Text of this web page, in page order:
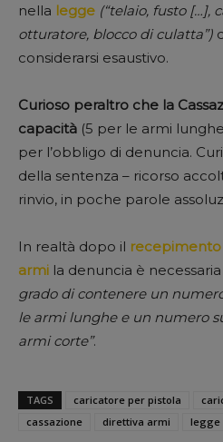
nella legge (“telaio, fusto […],
otturatore, blocco di culatta”)
considerarsi esaustivo.
Curioso peraltro che la
capacità (5 per le armi
per l’obbligo di denuncia.
della sentenza – ricorso
rinvio, in poche parole
In realtà dopo il
armi la denuncia è necessaria
grado di contenere un
le armi lunghe e un numero
armi corte”.
TAGS caricatore per pistola
cassazione
direttiva armi legge